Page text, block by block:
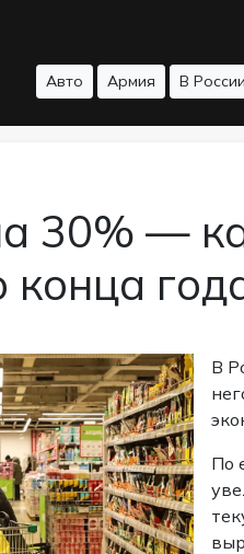
Авто Армия В России
30% —
В
По